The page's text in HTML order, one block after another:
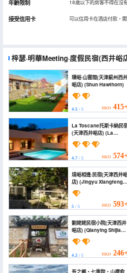
年齡限制 18歲以下的房客不得在沒
接受信用卡 可以信用卡在酒店付款，
梓瑟·明華Meeting·度假民宿(西井峪
璞峪·山雲間(天津薊州西井
峪店) (Shun Hawthorn)
4.5 / 5 HKD
La Toscane托斯卡納民
(天津西井峪店) (La
Toscane Tuscany
Homestay Tianjin
4.7 / 5 HKD
境峪相逢·民宿(天津西井峪
店) (Jingyu Xiangfeng ·
Homestay (Tianjin
Xijingyu))
5 / 5 HKD
劉姥姥民宿小院(天津西井
峪店) (Qianying Shijia
Homestay (Tianjin
Xijingxuan Branch))
4.2 / 5 HKD
吾之鄉・七重院・山棲愈